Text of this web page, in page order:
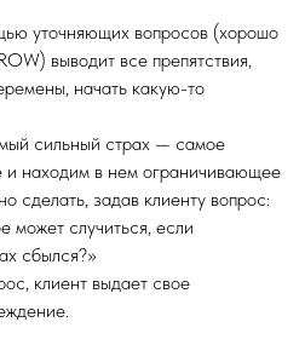
уточняющих вопросов (хорошо
выводит все препятствия,
начать какую-то
сильный страх — самое
и находим в нем ограничивающее
сделать, задав клиенту вопрос:
может случиться, если
сбылся?»
клиент выдает свое